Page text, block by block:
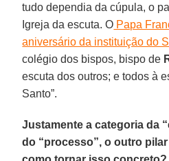
tudo dependia da cúpula, o
Igreja da escuta. O Papa
aniversário da instituição do
colégio dos bispos, bispo de
escuta dos outros; e todos à
Santo”.
Justamente a categoria da
do “processo”, o outro